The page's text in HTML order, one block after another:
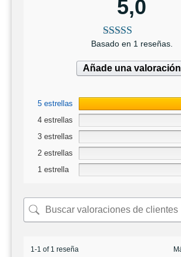
5,0
Basado en 1 reseñas.
Añade una valoración
5 estrellas
4 estrellas
3 estrellas
2 estrellas
1 estrella
1-1 of 1 reseña